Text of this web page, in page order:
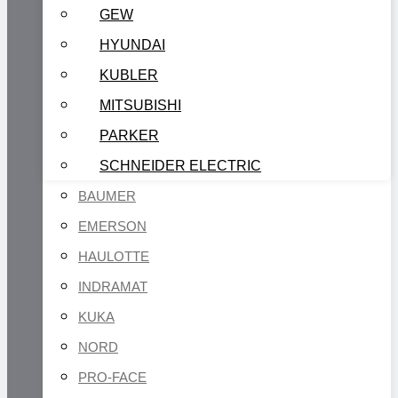
GEW
HYUNDAI
KUBLER
MITSUBISHI
PARKER
SCHNEIDER ELECTRIC
BAUMER
EMERSON
HAULOTTE
INDRAMAT
KUKA
NORD
PRO-FACE